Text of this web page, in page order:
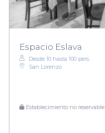
Espacio Eslava
Desde 10 hasta 100 pers.
San Lorenzo
Establecimiento no reservable